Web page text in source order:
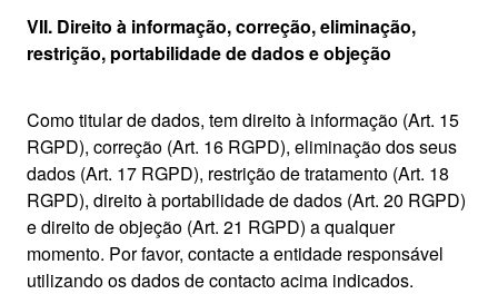
VII. Direito à informação, correção, eliminação,
restrição, portabilidade de dados e objeção
Como titular de dados, tem direito à informação (Art. 15
RGPD), correção (Art. 16 RGPD), eliminação dos seus
dados (Art. 17 RGPD), restrição de tratamento (Art. 18
RGPD), direito à portabilidade de dados (Art. 20 RGPD)
e direito de objeção (Art. 21 RGPD) a qualquer
momento. Por favor, contacte a entidade responsável
utilizando os dados de contacto acima indicados.